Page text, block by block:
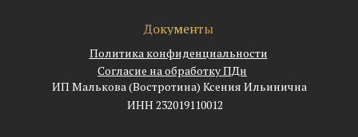
ИП Малькова (Востротина) Ксения Ильинична
ИНН 232019110012
Политика конфиденциальности
Документы
Согласие на обработку ПДн